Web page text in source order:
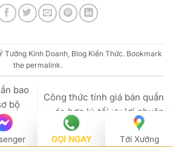
Tưởng Kinh Doanh, Blog Kiến Thức. Bookmark
the permalink.
bao
bộ
Công thức tính giá bán quần
áo hợp lý, tối ưu lợi nhuận
GỌI NGAY Tới Xưởng